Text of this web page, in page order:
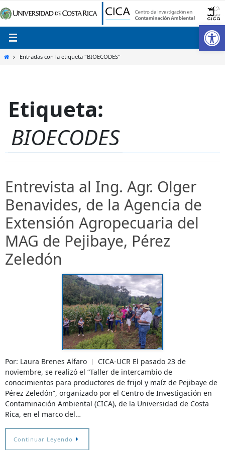
al
contenido
InicioEntradas con la etiqueta "BIOECODES"
Etiqueta:
BIOECODES
Entrevista al Ing. Agr. Olger
Benavides, de la Agencia de
Extensión Agropecuaria del
MAG de Pejibaye, Pérez
Zeledón
Por: Laura Brenes Alfaro ︱ CICA-UCR El pasado 23 de
noviembre, se realizó el “Taller de intercambio de
conocimientos para productores de frijol y maíz de Pejibaye de
Pérez Zeledón”, organizado por el Centro de Investigación en
Contaminación Ambiental (CICA), de la Universidad de Costa
Rica, en el marco del…
Continuar Leyendo